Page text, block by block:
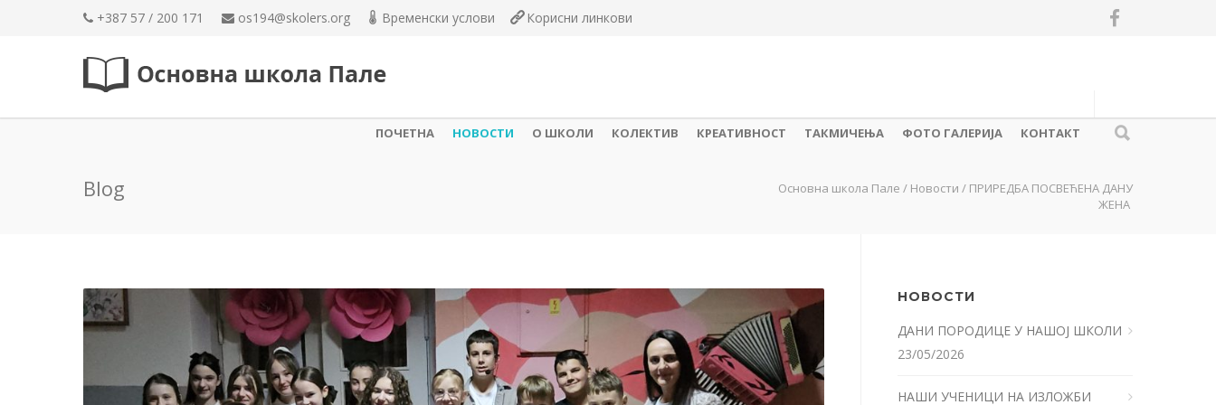
+387 57 / 200 171 os194@skolers.org Временски услови Корисни линкови
ПОЧЕТНА НОВОСТИ О ШКОЛИ КОЛЕКТИВ КРЕАТИВНОСТ ТАКМИЧЕЊА ФОТО ГАЛЕРИЈА КОНТАКТ
Blog Основна школа Пале / Новости / ПРИРЕДБА ПОСВЕЋЕНА ДАНУ
ЖЕНА
НОВОСТИ
ДАНИ ПОРОДИЦЕ У НАШОЈ ШКОЛИ
23/05/2026
НАШИ УЧЕНИЦИ НА ИЗЛОЖБИ